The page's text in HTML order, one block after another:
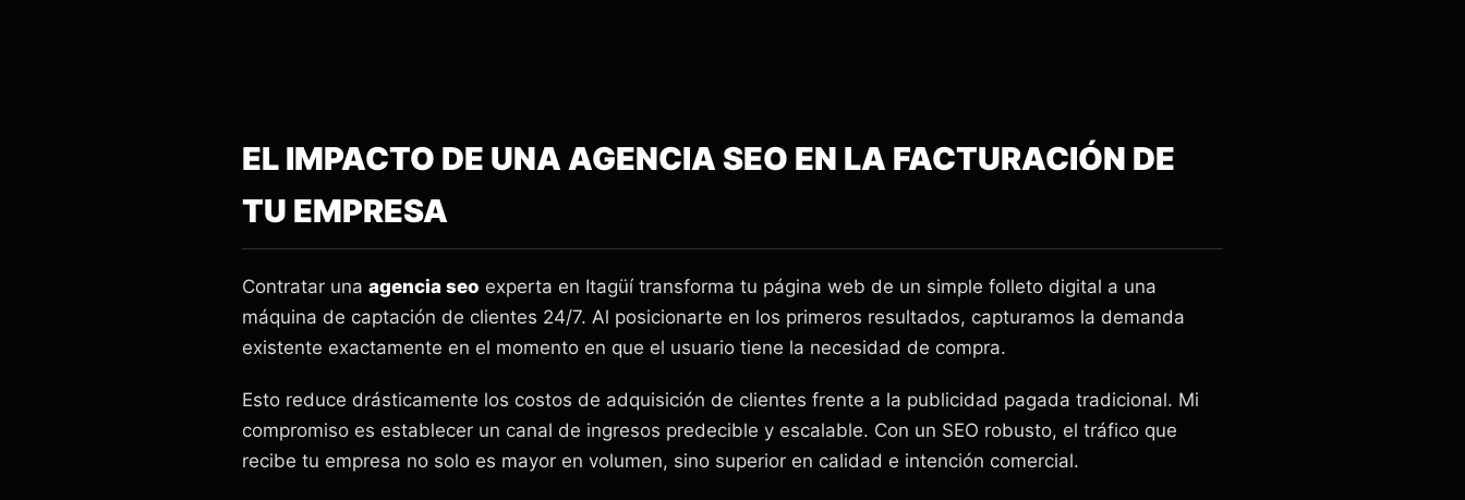
EL IMPACTO DE UNA AGENCIA SEO EN LA FACTURACIÓN DE
TU EMPRESA
Contratar una agencia seo experta en Itagüí transforma tu página web de un simple folleto digital a una
máquina de captación de clientes 24/7. Al posicionarte en los primeros resultados, capturamos la demanda
existente exactamente en el momento en que el usuario tiene la necesidad de compra.
Esto reduce drásticamente los costos de adquisición de clientes frente a la publicidad pagada tradicional. Mi
compromiso es establecer un canal de ingresos predecible y escalable. Con un SEO robusto, el tráfico que
recibe tu empresa no solo es mayor en volumen, sino superior en calidad e intención comercial.